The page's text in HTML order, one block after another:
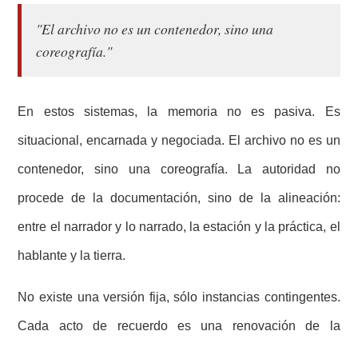
"El archivo no es un contenedor, sino una
coreografía."
En estos sistemas, la memoria no es pasiva. Es
situacional, encarnada y negociada. El archivo no es un
contenedor, sino una coreografía. La autoridad no
procede de la documentación, sino de la alineación:
entre el narrador y lo narrado, la estación y la práctica, el
hablante y la tierra.
No existe una versión fija, sólo instancias contingentes.
Cada acto de recuerdo es una renovación de la